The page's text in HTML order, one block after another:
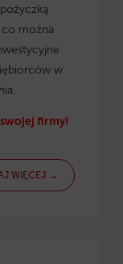
można
w
firmy!
WIĘCEJ →